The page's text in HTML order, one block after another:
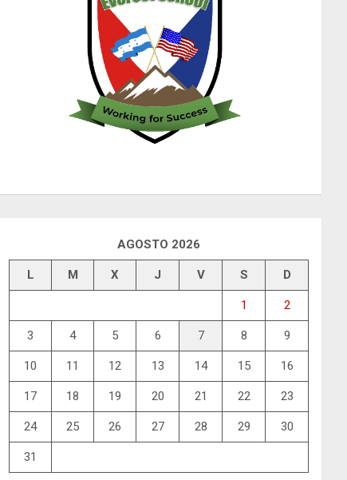
AGOSTO 2026
L M X J V S D
1 2
3 4 5 6 7 8 9
10 11 12 13 14 15 16
17 18 19 20 21 22 23
24 25 26 27 28 29 30
31